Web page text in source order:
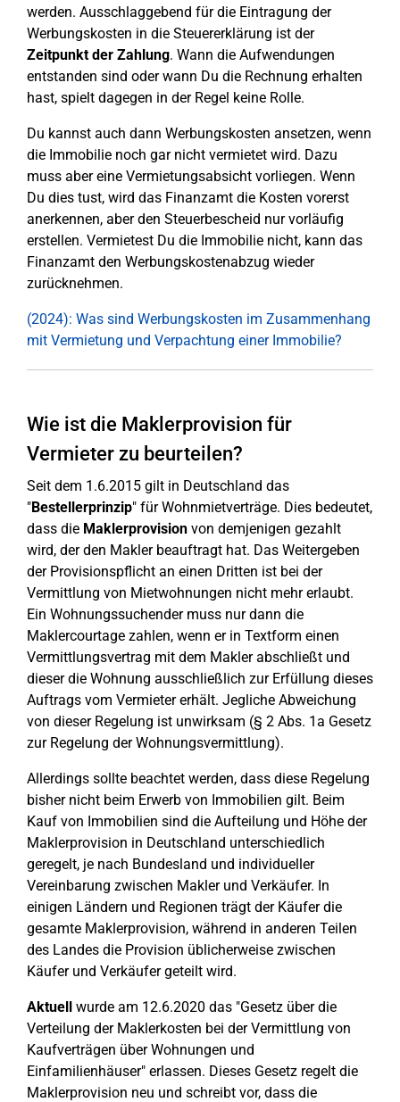
werden. Ausschlaggebend für die Eintragung der
Werbungskosten in die Steuererklärung ist der
Zeitpunkt der Zahlung. Wann die Aufwendungen
entstanden sind oder wann Du die Rechnung erhalten
hast, spielt dagegen in der Regel keine Rolle.
Du kannst auch dann Werbungskosten ansetzen, wenn
die Immobilie noch gar nicht vermietet wird. Dazu
muss aber eine Vermietungsabsicht vorliegen. Wenn
Du dies tust, wird das Finanzamt die Kosten vorerst
anerkennen, aber den Steuerbescheid nur vorläufig
erstellen. Vermietest Du die Immobilie nicht, kann das
Finanzamt den Werbungskostenabzug wieder
zurücknehmen.
(2024): Was sind Werbungskosten im Zusammenhang
mit Vermietung und Verpachtung einer Immobilie?
Wie ist die Maklerprovision für
Vermieter zu beurteilen?
Seit dem 1.6.2015 gilt in Deutschland das
"Bestellerprinzip" für Wohnmietverträge. Dies bedeutet,
dass die Maklerprovision von demjenigen gezahlt
wird, der den Makler beauftragt hat. Das Weitergeben
der Provisionspflicht an einen Dritten ist bei der
Vermittlung von Mietwohnungen nicht mehr erlaubt.
Ein Wohnungssuchender muss nur dann die
Maklercourtage zahlen, wenn er in Textform einen
Vermittlungsvertrag mit dem Makler abschließt und
dieser die Wohnung ausschließlich zur Erfüllung dieses
Auftrags vom Vermieter erhält. Jegliche Abweichung
von dieser Regelung ist unwirksam (§ 2 Abs. 1a Gesetz
zur Regelung der Wohnungsvermittlung).
Allerdings sollte beachtet werden, dass diese Regelung
bisher nicht beim Erwerb von Immobilien gilt. Beim
Kauf von Immobilien sind die Aufteilung und Höhe der
Maklerprovision in Deutschland unterschiedlich
geregelt, je nach Bundesland und individueller
Vereinbarung zwischen Makler und Verkäufer. In
einigen Ländern und Regionen trägt der Käufer die
gesamte Maklerprovision, während in anderen Teilen
des Landes die Provision üblicherweise zwischen
Käufer und Verkäufer geteilt wird.
Aktuell wurde am 12.6.2020 das "Gesetz über die
Verteilung der Maklerkosten bei der Vermittlung von
Kaufverträgen über Wohnungen und
Einfamilienhäuser" erlassen. Dieses Gesetz regelt die
Maklerprovision neu und schreibt vor, dass die